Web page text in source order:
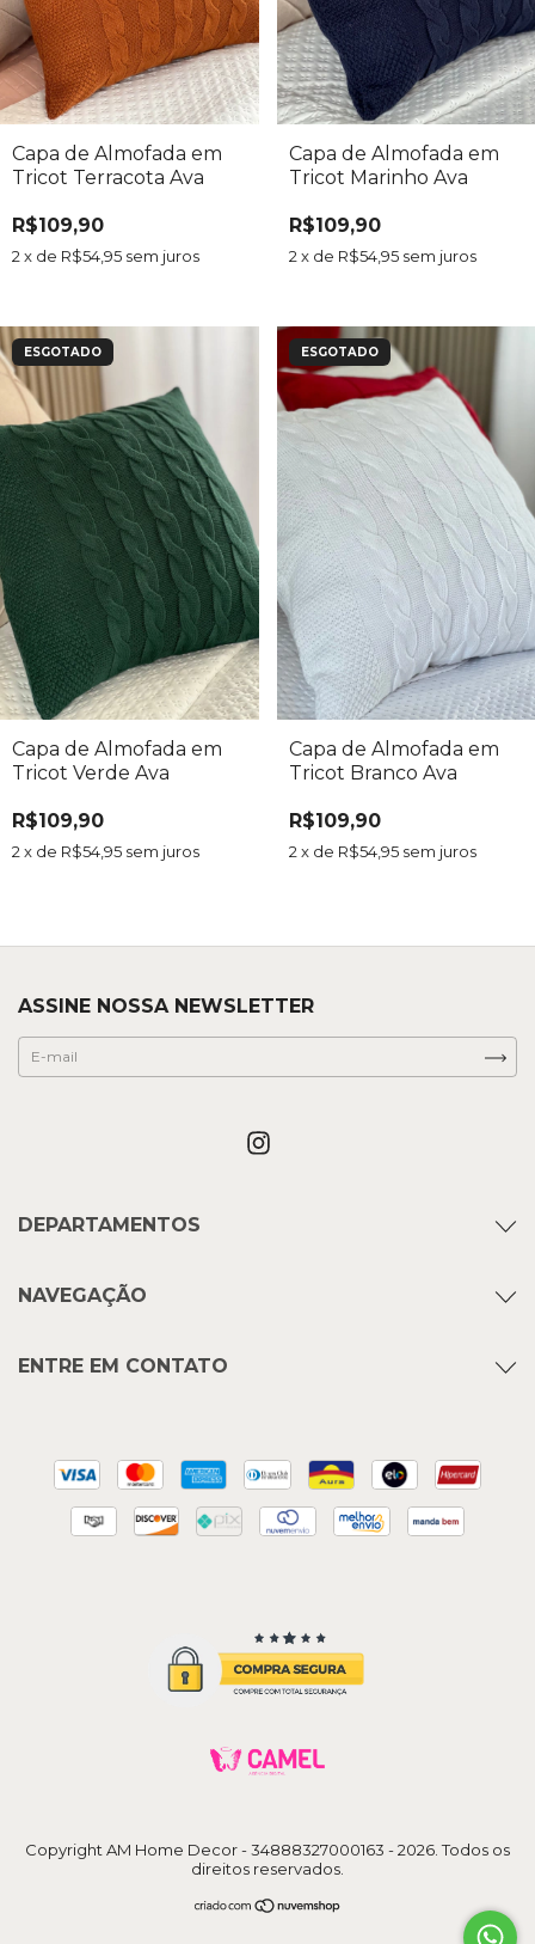
Capa de Almofada em
Tricot Terracota Ava
R$109,90
2x de R$54,95 sem juros
Capa de Almofada em
Tricot Marinho Ava
R$109,90
2 x de R$54,95 sem juros
ESGOTADO
Capa de Almofada em
Tricot Verde Ava
R$109,90
2x de R$54,95 sem juros
ESGOTADO
Capa de Almofada em
Tricot Branco Ava
R$109,90
2 x de R$54,95 sem juros
ASSINE NOSSA NEWSLETTER
DEPARTAMENTOS
NAVEGAÇÃO
ENTRE EM CONTATO
Copyright AM Home Decor - 34888327000163 - 2026. Todos os
direitos reservados.